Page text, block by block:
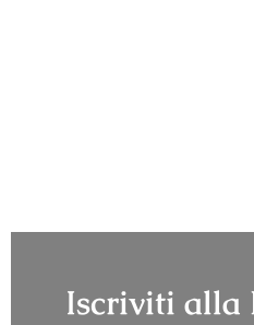
Iscriviti alla